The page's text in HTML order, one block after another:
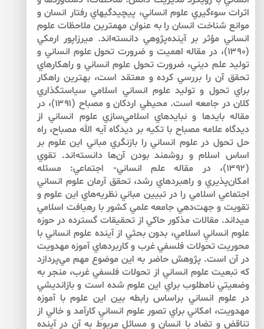
اثرات سوءگيري علوم انساني، پيچيدگي­هاي رفتار انسان و
موانع شناخت انسان را به عنوان مهم­ترين ملاحظات علوم
انساني مؤثر بر آينده‌پژوهي دانسته‌اند. ميرزاپور ارمكي
(۱۳۹۰)، در مقاله‌ اهميت و ضرورت تحول علوم انساني و
توليد علم ديني، ضرورت تحول علوم انساني و راهكارهاي
تحقق آن را بررسي كرده و معتقد است، بهترين راهكار
براي تحول و توليد علوم انساني اسلامي سياستگذاري
كلان در جامعه است. محيطي اردكان و مصباح (۱۳۹۱)، در
مقاله بايدها و نبايدهاي اسلامي‌سازي علوم انساني از
ديدگاه علامه مصباح با تكيه بر ديدگاه آيه الله مصباح، راه
حل تحول در علوم انساني را بازنگري مباني اين علوم بر
اساس اسلام و روشمند بودن آن‌ها دانسته‌اند. تقوي
(۱۳۹۲)، در مقاله علم انساني- اجتماعي: مسئله
امكان‌پذيري و راهبردهاي رشد، تحقق آرمان علوم انساني
اجتماعي اسلامي را در تبيين مباني نظريه‌هاي اين علوم و
تقويت و جهت‌دهي جامعه علمي كشور با رهيافت اسلامي
مي­داند. مقالات مذكور حاكي از تحقيقات گسترده­ در حوزه
علوم انسانيِ اسلامي، بدون بحثي از آينده علوم انساني با
محوريت تحولات فلسفي غرب و كاربردهاي آموزه مهدويت
در آن‌ است. پژوهش حاضر به اين موضوع مهم مي‌پردازد
كه تبعيت علوم انساني از تحولات فلسفي غرب، منجر به
وضعيتي نامطلوب براي اين علوم شده است و بازانديشي
در علوم انساني براساس رابطه بين اين علوم با آموزه
مهدويت، امكاني براي تصور علوم انسانيِ كارآمد و خالي از
تناقض و تضاد با انسان و مسائل مربوط به آن در آينده